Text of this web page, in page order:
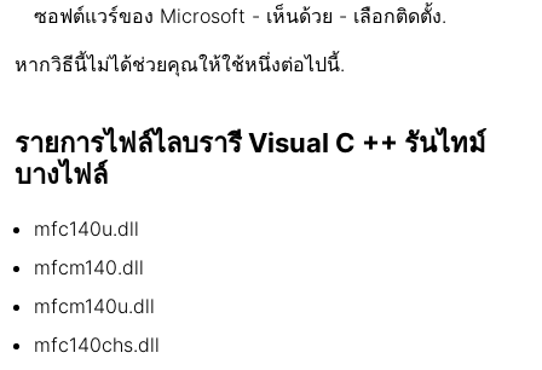
ซอฟต์แวร์ของ Microsoft - เห็นด้วย - เลือกติดตั้ง.
หากวิธีนี้ไม่ได้ช่วยคุณให้ใช้หนึ่งต่อไปนี้.
รายการไฟล์ไลบรารี Visual C ++ รันไทม์
บางไฟล์
mfc140u.dll
mfcm140.dll
mfcm140u.dll
mfc140chs.dll